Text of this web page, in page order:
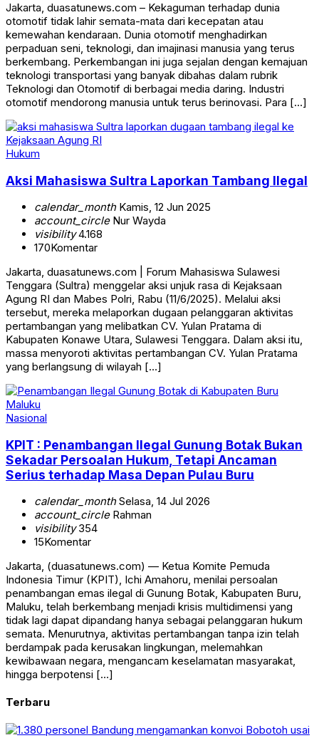
Jakarta, duasatunews.com – Kekaguman terhadap dunia
otomotif tidak lahir semata-mata dari kecepatan atau
kemewahan kendaraan. Dunia otomotif menghadirkan
perpaduan seni, teknologi, dan imajinasi manusia yang terus
berkembang. Perkembangan ini juga sejalan dengan kemajuan
teknologi transportasi yang banyak dibahas dalam rubrik
Teknologi dan Otomotif di berbagai media daring. Industri
otomotif mendorong manusia untuk terus berinovasi. Para […]
Hukum
Aksi Mahasiswa Sultra Laporkan Tambang Ilegal
calendar_monthKamis, 12 Jun 2025
account_circleNur Wayda
visibility4.168
170Komentar
Jakarta, duasatunews.com | Forum Mahasiswa Sulawesi
Tenggara (Sultra) menggelar aksi unjuk rasa di Kejaksaan
Agung RI dan Mabes Polri, Rabu (11/6/2025). Melalui aksi
tersebut, mereka melaporkan dugaan pelanggaran aktivitas
pertambangan yang melibatkan CV. Yulan Pratama di
Kabupaten Konawe Utara, Sulawesi Tenggara. Dalam aksi itu,
massa menyoroti aktivitas pertambangan CV. Yulan Pratama
yang berlangsung di wilayah […]
Nasional
KPIT : Penambangan Ilegal Gunung Botak Bukan
Sekadar Persoalan Hukum, Tetapi Ancaman
Serius terhadap Masa Depan Pulau Buru
calendar_monthSelasa, 14 Jul 2026
account_circleRahman
visibility354
15Komentar
Jakarta, (duasatunews.com) — Ketua Komite Pemuda
Indonesia Timur (KPIT), Ichi Amahoru, menilai persoalan
penambangan emas ilegal di Gunung Botak, Kabupaten Buru,
Maluku, telah berkembang menjadi krisis multidimensi yang
tidak lagi dapat dipandang hanya sebagai pelanggaran hukum
semata. Menurutnya, aktivitas pertambangan tanpa izin telah
berdampak pada kerusakan lingkungan, melemahkan
kewibawaan negara, mengancam keselamatan masyarakat,
hingga berpotensi […]
Terbaru